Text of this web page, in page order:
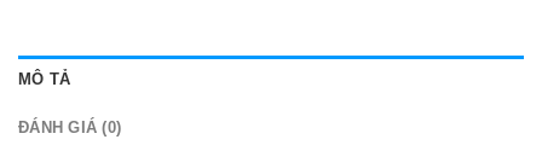
MÔ TẢ
ĐÁNH GIÁ (0)